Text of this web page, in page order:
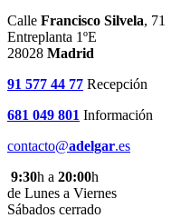
Calle Francisco Silvela, 71
Entreplanta 1ºE
28028 Madrid
91 577 44 77 Recepción
681 049 801 Información
contacto@adelgar.es
9:30h a 20:00h
de Lunes a Viernes
Sábados cerrado